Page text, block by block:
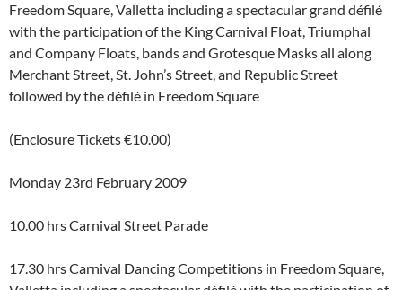
Freedom Square, Valletta including a spectacular grand défilé
with the participation of the King Carnival Float, Triumphal
and Company Floats, bands and Grotesque Masks all along
Merchant Street, St. John’s Street, and Republic Street
followed by the défilé in Freedom Square
(Enclosure Tickets €10.00)
Monday 23rd February 2009
10.00 hrs Carnival Street Parade
17.30 hrs Carnival Dancing Competitions in Freedom Square,